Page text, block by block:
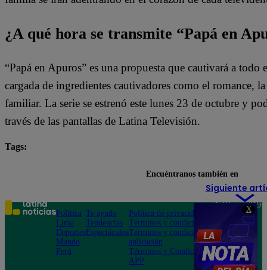
X
¿A qué hora se transmite “Papá en
“Papá en Apuros” es una propuesta que cautivará a
cargada de ingredientes cautivadores como el romance,
familiar. La serie se estrenó este lunes 23 de octubre y
través de las pantallas de Latina Televisión.
Tags:
Siguiente
Encuéntranos también en
Política
Lima
Deportes
Mundo
Perú
Te ayudo
Tendencias
Espectáculos
Política de privacidad
Términos y condiciones
Términos y condiciones
aplicación
Términos y Condiciones
APP
Teléfono: 219
Av. San
Felipe 968
Jesús María